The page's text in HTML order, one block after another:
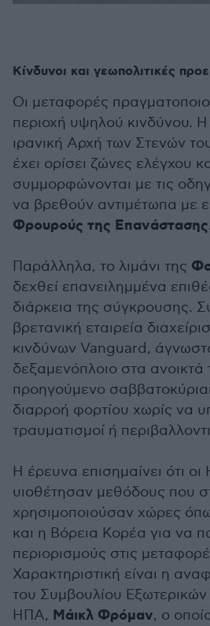
Κίνδυνοι και γεωπολιτικές
Οι μεταφορές
περιοχή υψηλού κινδύνου.
ιρανική Αρχή των Στενών
έχει ορίσει ζώνες ελέγχου
συμμορφώνονται με τις
να βρεθούν αντιμέτωπα με
Φρουρούς της Επανάστασης.
Παράλληλα, το λιμάνι της
δεχθεί επανειλημμένα
διάρκεια της σύγκρουσης.
βρετανική εταιρεία
κινδύνων Vanguard,
δεξαμενόπλοιο στα
προηγούμενο
διαρροή φορτίου χωρίς να
τραυματισμοί ή
Η έρευνα επισημαίνει ότι
υιοθέτησαν μεθόδους που
χρησιμοποιούσαν χώρες
και η Βόρεια Κορέα για να
περιορισμούς στις
Χαρακτηριστική είναι η
του Συμβουλίου
ΗΠΑ, Μάικλ Φρόμαν, ο